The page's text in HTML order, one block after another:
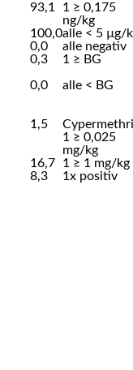
93,1
1 ≥ 0,175
ng/kg
100,0alle < 5 µg/
0,0
alle negativ
0,3
1 ≥ BG
0,0
alle < BG
1,5
1 ≥ 0,025
mg/kg
16,7
1 ≥ 1 mg/kg
8,3 1x positiv